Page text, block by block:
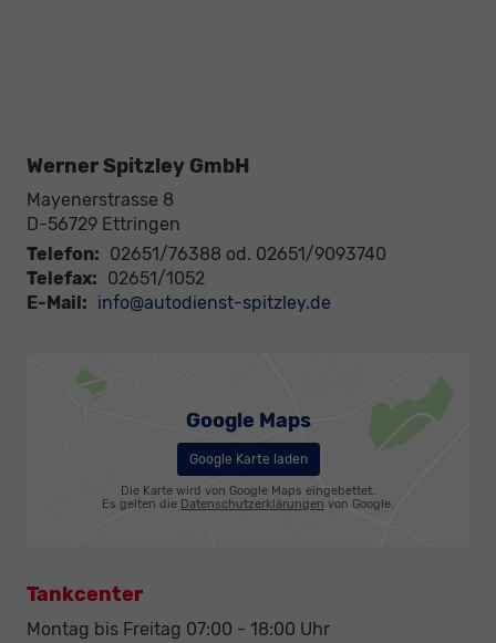
Werner Spitzley GmbH
Mayenerstrasse 8
D-56729 Ettringen
Telefon: 02651/76388 od. 02651/9093740
Telefax: 02651/1052
E-Mail: info@autodienst-spitzley.de
Google Maps
Google Karte laden
Die Karte wird von Google Maps eingebettet.
Es gelten die Datenschutzerklärungen von Google.
Tankcenter
Montag bis Freitag 07:00 - 18:00 Uhr